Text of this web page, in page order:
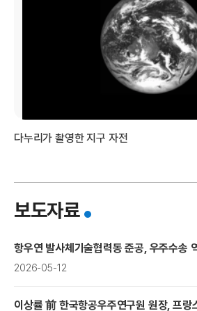
국
다누리가 촬영한 지구 자전
보도자료
항우연 발사체기술협력동 준공, 우주수송
2026-05-12